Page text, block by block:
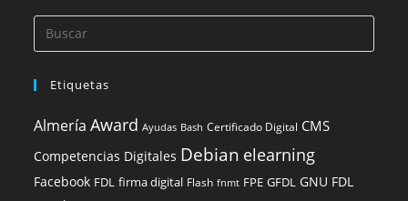
Etiquetas
Almería Award Ayudas Bash Certificado Digital CMS
Competencias Digitales Debian elearning
Facebook FDL firma digital Flash fnmt FPE GFDL GNU FDL